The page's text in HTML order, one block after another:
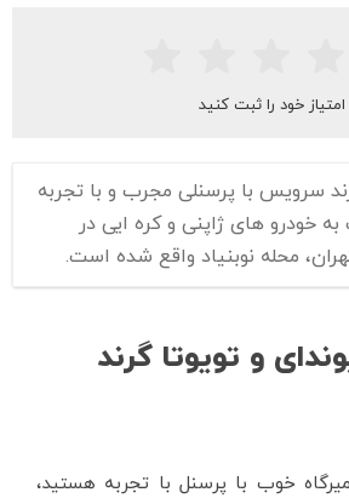
امتیاز خود را ثبت کنید
سرویس با پرسنلی مجرب و با تجربه
به خودرو های ژاپنی و کره ایی در
محله نوبنیاد واقع شده است.
و تویوتا گرند
خوب با پرسنل با تجربه هستید،